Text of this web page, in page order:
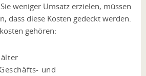
weniger Umsatz erzielen, müssen
dass diese Kosten gedeckt werden.
gehören:
und